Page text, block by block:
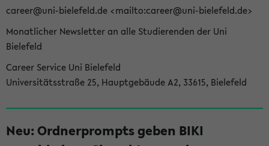
career@uni-bielefeld.de <mailto:career@uni-bielefeld.de>
Monatlicher Newsletter an alle Studierenden der Uni
Bielefeld
Career Service Uni Bielefeld
Universitätsstraße 25, Hauptgebäude A2, 33615, Bielefeld
Neu: Ordnerprompts geben BIKI